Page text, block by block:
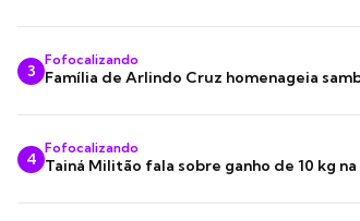
3
Fofocalizando
Família de Arlindo Cruz homenageia
4
Fofocalizando
Tainá Militão fala sobre ganho de 10 kg